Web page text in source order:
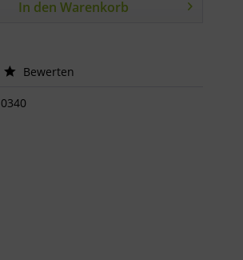
In den Warenkorb
Bewerten